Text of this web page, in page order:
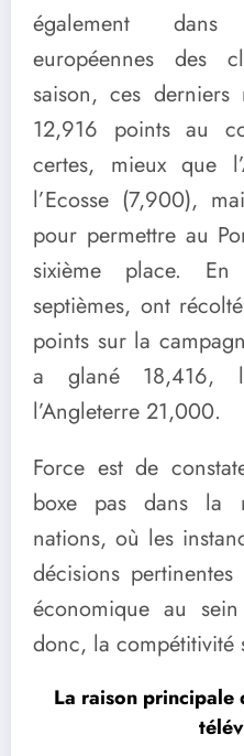
également
européennes des
saison, ces
12,916 points au
certes, mieux que
l’Ecosse (7,900),
pour permettre au
sixième place. En
septièmes, ont
points sur la
a glané 18,416,
l’Angleterre 21,000.
Force est de
boxe pas dans la
nations, où les
décisions
économique au
donc, la compétitivité
La raison principale